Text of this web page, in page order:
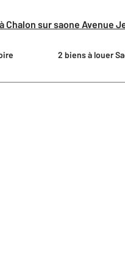
Chalon sur saone Avenue
2 biens à louer